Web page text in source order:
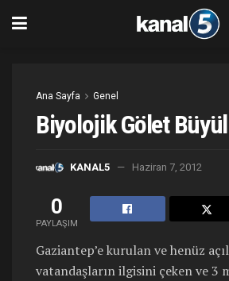
Ana Sayfa Genel
Biyolojik Gölet
KANAL5 Haziran 7, 2012
0
PAYLAŞIM
Gaziantep’e kurulan ve henüz
vatandaşların ilgisini çeken ve 3